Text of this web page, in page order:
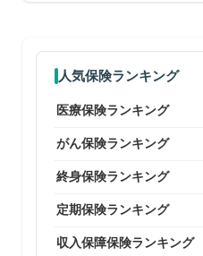
人気保険ランキング
医療保険ランキング
がん保険ランキング
終身保険ランキング
定期保険ランキング
収入保障保険ランキング